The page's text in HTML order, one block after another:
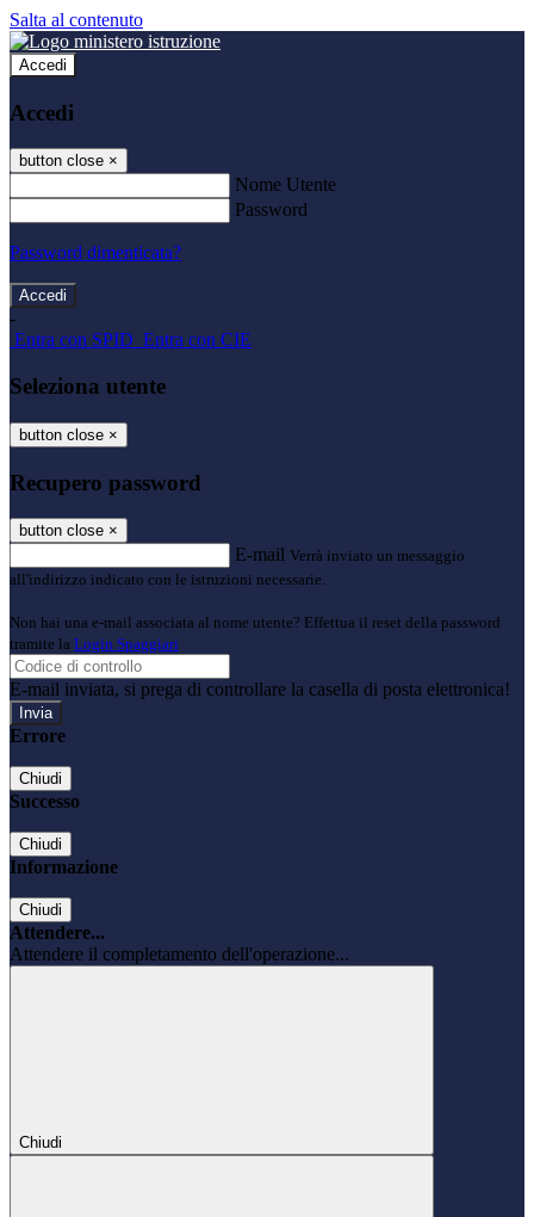
Salta al contenuto
Accedi
Accedi
button close ×
Nome Utente
Password
Password dimenticata?
-
Entra con SPID Entra con CIE
Seleziona utente
button close ×
Recupero password
button close ×
E-mail Verrà inviato un messaggio
all'indirizzo indicato con le istruzioni necessarie.
Non hai una e-mail associata al nome utente? Effettua il reset della password
tramite la Login Spaggiari
E-mail inviata, si prega di controllare la casella di posta elettronica!
Errore
Chiudi
Successo
Chiudi
Informazione
Chiudi
Attendere...
Attendere il completamento dell'operazione...
Chiudi